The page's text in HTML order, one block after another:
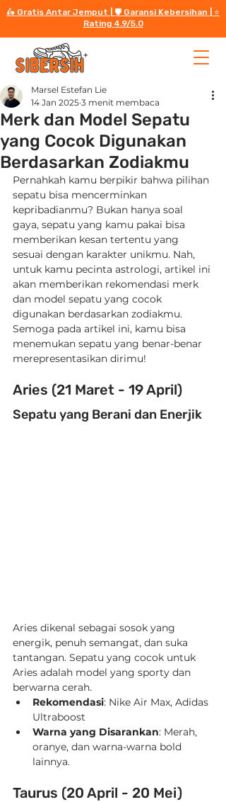
🛵 Gratis Antar Jemput | 🛡️ Garansi Kebersihan | ⭐️
Rating 4.9/5.0
Merk dan Model Sepatu
yang Cocok Digunakan
Berdasarkan Zodiakmu
Marsel Estefan Lie
14 Jan 2025 3 menit membaca
Pernahkah kamu berpikir bahwa pilihan
sepatu bisa mencerminkan
kepribadianmu? Bukan hanya soal
gaya, sepatu yang kamu pakai bisa
memberikan kesan tertentu yang
sesuai dengan karakter unikmu. Nah,
untuk kamu pecinta astrologi, artikel ini
akan memberikan rekomendasi merk
dan model sepatu yang cocok
digunakan berdasarkan zodiakmu.
Semoga pada artikel ini, kamu bisa
menemukan sepatu yang benar-benar
merepresentasikan dirimu!
Aries (21 Maret - 19 April)
Sepatu yang Berani dan Enerjik
Aries dikenal sebagai sosok yang
energik, penuh semangat, dan suka
tantangan. Sepatu yang cocok untuk
Aries adalah model yang sporty dan
berwarna cerah.
Rekomendasi: Nike Air Max, Adidas
Ultraboost
Warna yang Disarankan: Merah,
oranye, dan warna-warna bold
lainnya.
Taurus (20 April - 20 Mei)